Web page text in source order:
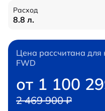
Расход
8.8 л.
Цена рассчитана для
FWD
от 1 100
2 469 900 ₽